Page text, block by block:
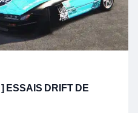
ESSAIS DRIFT DE